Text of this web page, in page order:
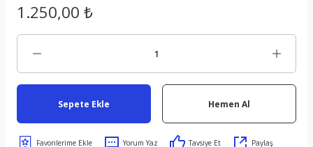
1.250,00 ₺
Sepete Ekle Hemen Al
Yorum Yaz Tavsiye Et Paylaş